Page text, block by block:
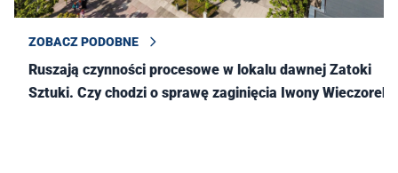
ZOBACZ PODOBNE
Ruszają czynności procesowe w lokalu dawnej Zatoki
Sztuki. Czy chodzi o sprawę zaginięcia Iwony Wieczorek?